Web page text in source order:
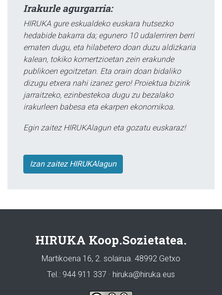
Irakurle agurgarria:
HIRUKA gure eskualdeko euskara hutsezko
hedabide bakarra da; egunero 10 udalerriren berri
ematen dugu, eta hilabetero doan duzu aldizkaria
kalean, tokiko komertzioetan zein erakunde
publikoen egoitzetan. Eta orain doan bidaliko
dizugu etxera nahi izanez gero! Proiektua bizirik
jarraitzeko, ezinbestekoa dugu zu bezalako
irakurleen babesa eta ekarpen ekonomikoa.
Egin zaitez HIRUKAlagun eta gozatu euskaraz!
Izan zaitez HIRUKAlagun
HIRUKA Koop.Sozietatea.
Martikoena 16, 2. solairua. 48992 Getxo
Tel.: 944 911 337 · hiruka@hiruka.eus